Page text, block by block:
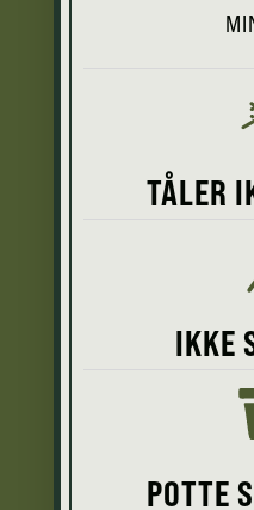
TÅLER
IKKE
POTTE